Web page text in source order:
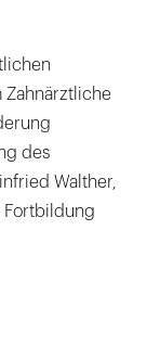
Zahnärztliche
des
Walther,
Fortbildung